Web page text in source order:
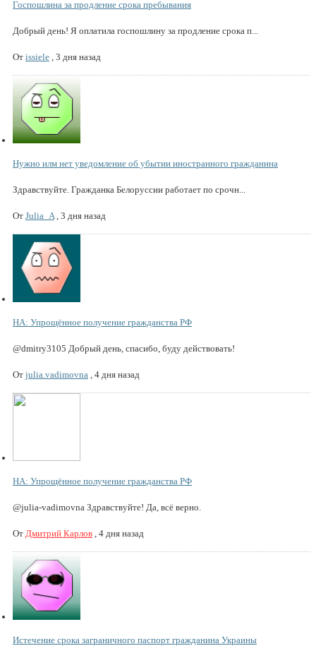
Госпошлина за продление срока пребывания
Добрый день! Я оплатила госпошлину за продление срока п...
От issiele , 3 дня назад
Нужно илм нет уведомление об убытии иностранного гражданина
Здравствуйте. Гражданка Белоруссии работает по срочн...
От Julia_A, 3 дня назад
НА: Упрощённое получение гражданства РФ
@dmitry3105 Добрый день, спасибо, буду действовать!
От julia.vadimovna , 4 дня назад
НА: Упрощённое получение гражданства РФ
@julia-vadimovna Здравствуйте! Да, всё верно.
От Дмитрий Карлов , 4 дня назад
Истечение срока заграничного паспорт гражданина Украины